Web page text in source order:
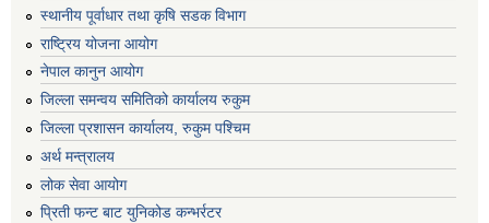
स्थानीय पूर्वाधार तथा कृषि सडक विभाग
राष्ट्रिय योजना आयोग
नेपाल कानुन आयोग
जिल्ला समन्वय समितिको कार्यालय रुकुम
जिल्ला प्रशासन कार्यालय, रुकुम पश्चिम
अर्थ मन्त्रालय
लोक सेवा आयोग
प्रिती फन्ट बाट युनिकोड कन्भर्रटर